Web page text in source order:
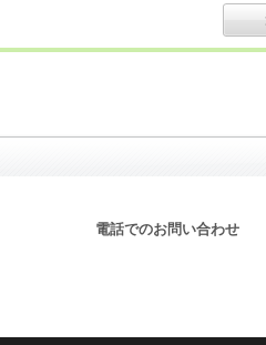
電話でのお問い合わせ